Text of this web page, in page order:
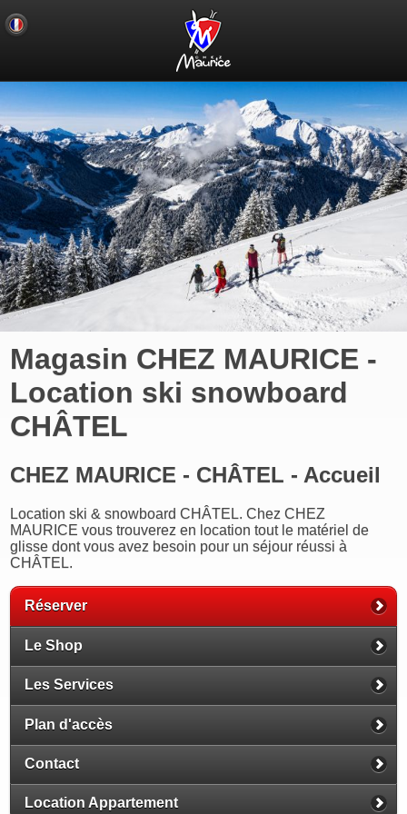
Magasin CHEZ MAURICE -
Location ski snowboard
CHÂTEL
CHEZ MAURICE - CHÂTEL - Accueil
Location ski & snowboard CHÂTEL. Chez CHEZ
MAURICE vous trouverez en location tout le matériel de
glisse dont vous avez besoin pour un séjour réussi à
CHÂTEL.
Réserver
Le Shop
Les Services
Plan d'accès
Contact
Location Appartement